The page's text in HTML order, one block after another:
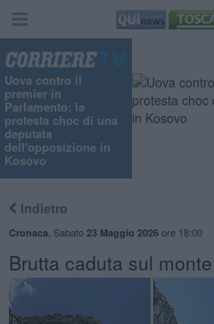
Uova contro il
premier in
Parlamento: la
protesta choc di una
deputata
dell'opposizione in
Kosovo
Indietro
Cronaca Sabato 23 Maggio 2026ore 18:00
Brutta caduta sul